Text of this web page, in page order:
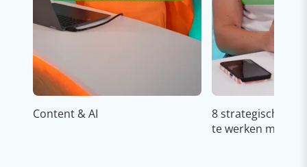
Content & AI
8 strategische
te werken met